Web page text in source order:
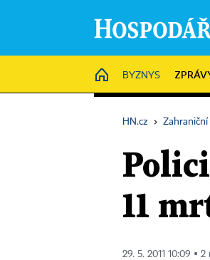
HOME
BYZNYS
HN.cz › Zahraniční
11
29. 5. 2011 10:09 ▪